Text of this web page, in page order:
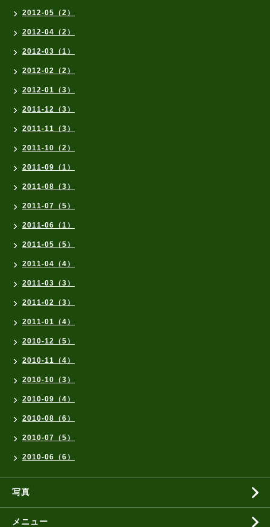
2012-05（2）
2012-04（2）
2012-03（1）
2012-02（2）
2012-01（3）
2011-12（3）
2011-11（3）
2011-10（2）
2011-09（1）
2011-08（3）
2011-07（5）
2011-06（1）
2011-05（5）
2011-04（4）
2011-03（3）
2011-02（3）
2011-01（4）
2010-12（5）
2010-11（4）
2010-10（3）
2010-09（4）
2010-08（6）
2010-07（5）
2010-06（6）
写真
メニュー